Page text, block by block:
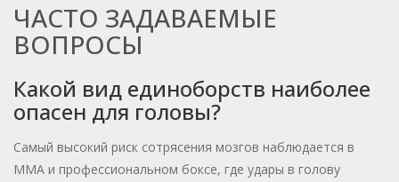
ЧАСТО ЗАДАВАЕМЫЕ
ВОПРОСЫ
Какой вид единоборств наиболее
опасен для головы?
Самый высокий риск сотрясения мозгов наблюдается в
ММА и профессиональном боксе, где удары в голову